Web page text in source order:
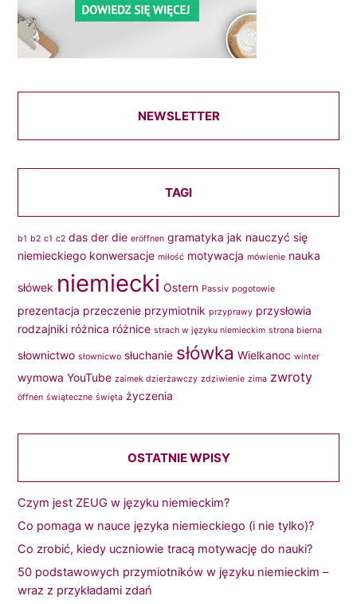
NEWSLETTER
TAGI
b1 b2 c1 c2 das der die eröffnen gramatyka jak nauczyć się
niemieckiego konwersacje miłość motywacja mówienie nauka
słówek niemiecki Ostern Passiv pogotowie
prezentacja przeczenie przymiotnik przyprawy przysłowia
rodzajniki różnica różnice strach w języku niemieckim strona bierna
słownictwo słownicwo słuchanie słówka Wielkanoc winter
wymowa YouTube zaimek dzierżawczy zdziwienie zima zwroty
öffnen świąteczne święta życzenia
OSTATNIE WPISY
Czym jest ZEUG w języku niemieckim?
Co pomaga w nauce języka niemieckiego (i nie tylko)?
Co zrobić, kiedy uczniowie tracą motywację do nauki?
50 podstawowych przymiotników w języku niemieckim –
wraz z przykładami zdań